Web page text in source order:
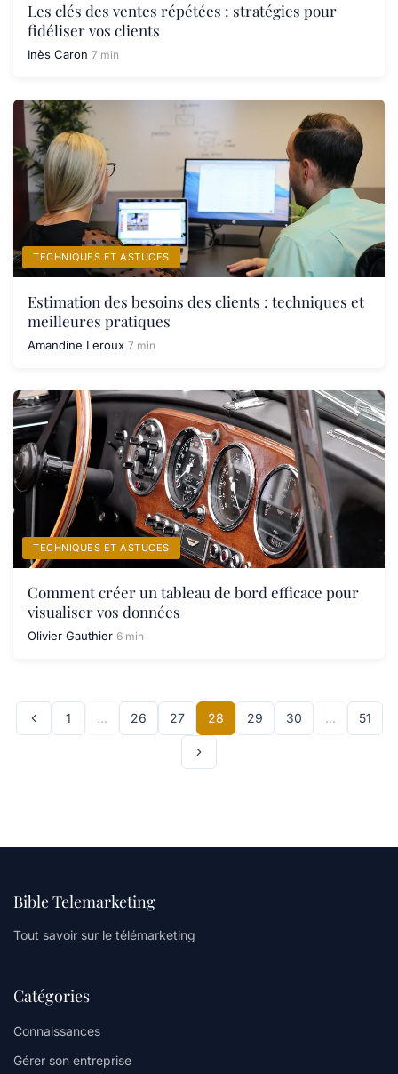
Les clés des ventes répétées : stratégies pour
fidéliser vos clients
Inès Caron 7 min
TECHNIQUES ET ASTUCES
Estimation des besoins des clients : techniques et
meilleures pratiques
Amandine Leroux 7 min
TECHNIQUES ET ASTUCES
Comment créer un tableau de bord efficace pour
visualiser vos données
Olivier Gauthier 6 min
1 … 26 27 28 29 30 … 51
Bible Telemarketing
Tout savoir sur le télémarketing
Catégories
Connaissances
Gérer son entreprise